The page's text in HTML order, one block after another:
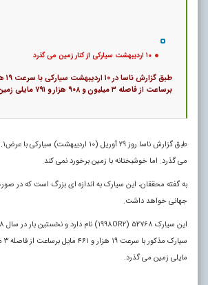
۱۰ اردیبهشت سیارکی از کنار زمین می گذرد
برساعت از فاصله ۳ میلیون و ۹۰۸ هزار و ۷۹۱ مایلی زمین می گذرد.
می گذرد. اما خوشبختانه با زمین برخورد نمی کند.
به گفته محققان، این سیارک به اندازه ای بزرگ است که در
جهانی خواهد داشت.
مایلی زمین می گذرد.